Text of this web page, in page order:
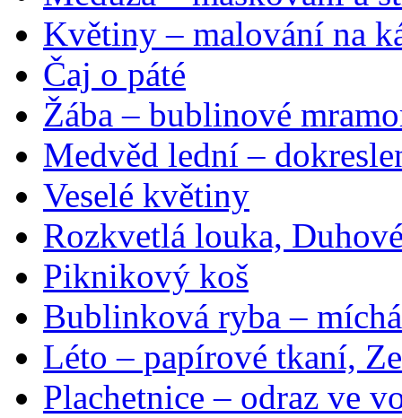
Květiny – malování na
Čaj o páté
Žába – bublinové
Medvěd lední –
Veselé květiny
Rozkvetlá louka,
Piknikový koš
Bublinková ryba –
Léto – papírové tkaní,
Plachetnice – odraz ve